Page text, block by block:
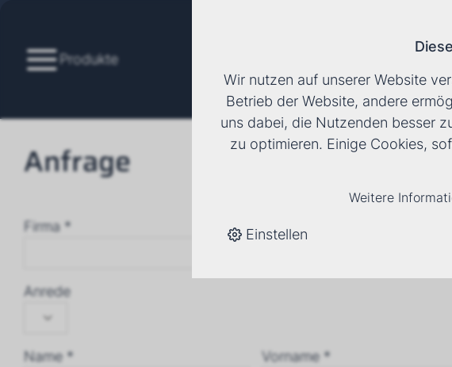
Produkte
Anfrage
Firma *
Anrede
Name * Vorname *
Wir nutzen auf unserer Website
Betrieb der Website, andere
uns dabei, die Nutzenden besser
zu optimieren. Einige Cookies,
Weitere
Einstellen